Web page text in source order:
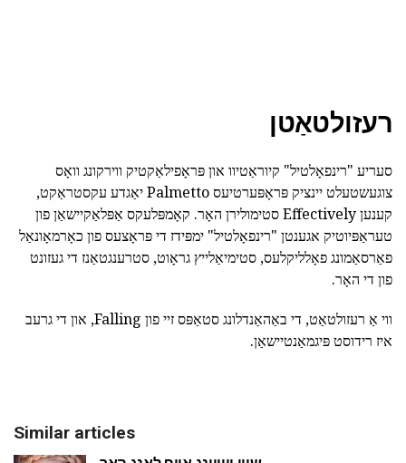
רעזולטאַטן
סעריע "רינפאָלטיל" קיוראַטיוו און פּראָפילאַקטיק ווירקונג וואָס
צוגעשטעלט יינציק פּראָפּערטיעס Palmetto יאַגדע עקסטראַקט,
קענען Effectively סטימולירן האָר. קאָמפּלעקס אַפּלאַקיישאַן פון
טעראַפּיוטיק אגענטן "רינפאָלטיל" ימפּידז די פּראָצעס פון כאָרמאָונאַל
פאַרסאַמונג פאָלליקלעס, סטימיאַלייץ גראָוט, סטרענגטאַנז די געזונט
פון די האָר.
ווי אַ רעזולטאַט, די באַהאַנדלונג סטאַפּס זיי פון Falling, און די גרעב
איז רידוסט פּיגמאַנטיישאַן.
Similar articles